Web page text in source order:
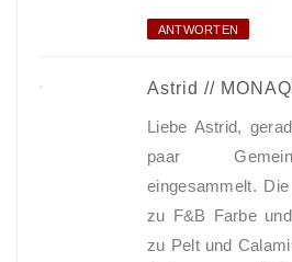
ANTWORTEN
Astrid //
Liebe Astrid,
paar
eingesammelt.
zu F&B Farbe
zu Pelt und